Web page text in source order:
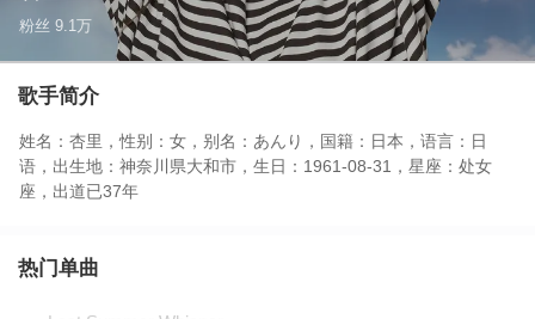
粉丝 9.1万
歌手简介
姓名：杏里，性别：女，别名：あんり，国籍：日本，语言：日
语，出生地：神奈川県大和市，生日：1961-08-31，星座：处女
座，出道已37年
热门单曲